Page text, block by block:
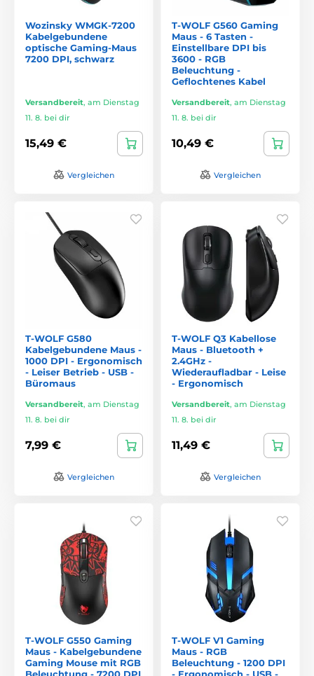
Wozinsky WMGK-7200
Kabelgebundene
optische Gaming-Maus
7200 DPI, schwarz
Versandbereit, am Dienstag
11. 8. bei dir
15,49 €
Vergleichen
T-WOLF G560 Gaming
Maus - 6 Tasten -
Einstellbare DPI bis
3600 - RGB
Beleuchtung -
Geflochtenes Kabel
Versandbereit, am Dienstag
11. 8. bei dir
10,49 €
Vergleichen
T-WOLF G580
Kabelgebundene Maus -
1000 DPI - Ergonomisch
- Leiser Betrieb - USB -
Büromaus
Versandbereit, am Dienstag
11. 8. bei dir
7,99 €
Vergleichen
T-WOLF Q3 Kabellose
Maus - Bluetooth +
2.4GHz -
Wiederaufladbar - Leise
- Ergonomisch
Versandbereit, am Dienstag
11. 8. bei dir
11,49 €
Vergleichen
T-WOLF G550 Gaming
Maus - Kabelgebundene
Gaming Mouse mit RGB
Beleuchtung - 7200 DPI
T-WOLF V1 Gaming
Maus - RGB
Beleuchtung - 1200 DPI
- Ergonomisch - USB -